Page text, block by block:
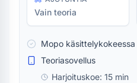
Vain teoria
Mopo käsittelykokeessa
Teoriasovellus
Harjoituskoe: 15 min